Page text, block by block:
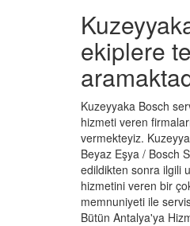
ekiplere
Kuzeyyaka Bosch
hizmeti veren
vermekteyiz.
Beyaz Eşya / Bosch
edildikten sonra ilgili
hizmetini veren bir
memnuniyeti ile
Bütün Antalya'ya